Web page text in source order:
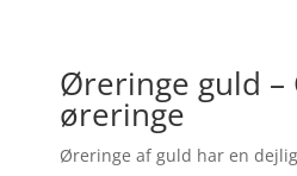
Øreringe guld –
øreringe
Øreringe af guld har en